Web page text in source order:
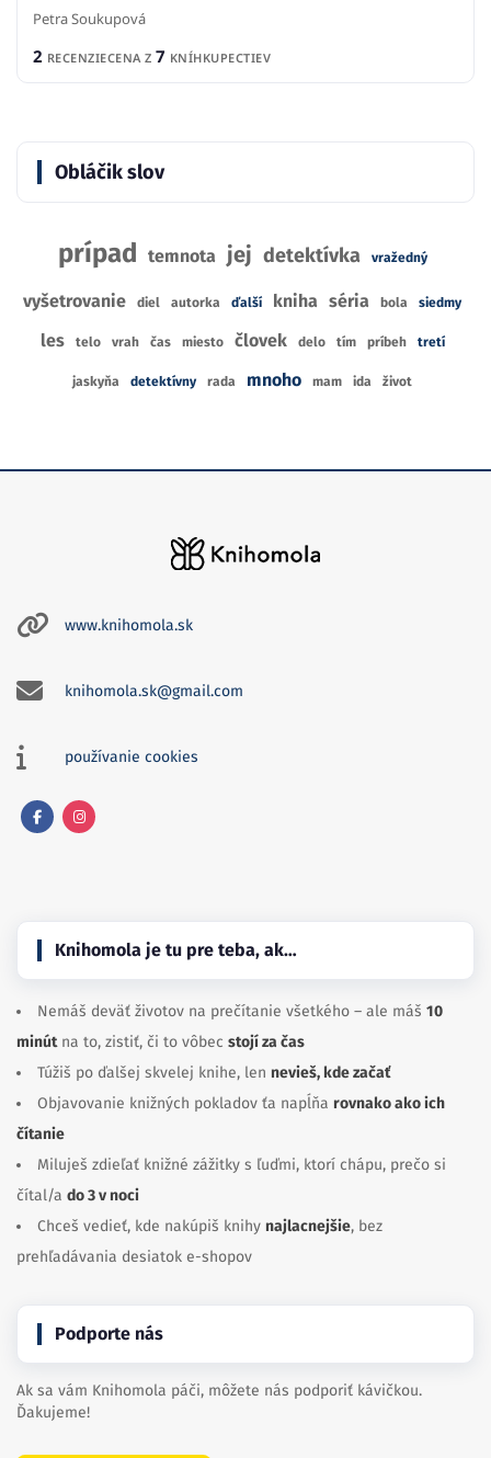
Petra Soukupová
2 RECENZIECENA Z 7 KNÍHKUPECTIEV
Obláčik slov
prípad temnota jej detektívka vražedný
vyšetrovanie diel autorka ďalší kniha séria bola siedmy
les telo vrah čas miesto človek delo tím príbeh tretí
jaskyňa detektívny rada mnoho mam ida život
www.knihomola.sk
knihomola.sk@gmail.com
používanie cookies
Knihomola je tu pre teba, ak…
Nemáš deväť životov na prečítanie všetkého – ale máš 10
minútna to, zistiť, či to vôbec stojí za čas
Túžiš po ďalšej skvelej knihe, len nevieš, kde začať
Objavovanie knižných pokladov ťa napĺňa rovnako ako ich
čítanie
Miluješ zdieľať knižné zážitky s ľuďmi, ktorí chápu, prečo si
čítal/a do 3 v noci
Chceš vedieť, kde nakúpiš knihy najlacnejšie, bez
prehľadávania desiatok e-shopov
Podporte nás
Ak sa vám Knihomola páči, môžete nás podporiť kávičkou.
Ďakujeme!